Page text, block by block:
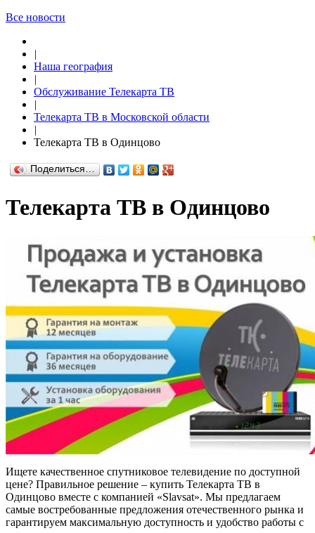
Все новости
|
Наша география
|
Обслуживание Телекарта ТВ
|
Телекарта ТВ в Московской области
|
Телекарта ТВ в Одинцово
Поделиться…
Телекарта ТВ в Одинцово
Ищете качественное спутниковое телевидение по доступной
цене? Правильное решение – купить Телекарта ТВ в
Одинцово вместе с компанией «Slavsat». Мы предлагаем
самые востребованные предложения отечественного рынка и
гарантируем максимальную доступность и удобство работы с